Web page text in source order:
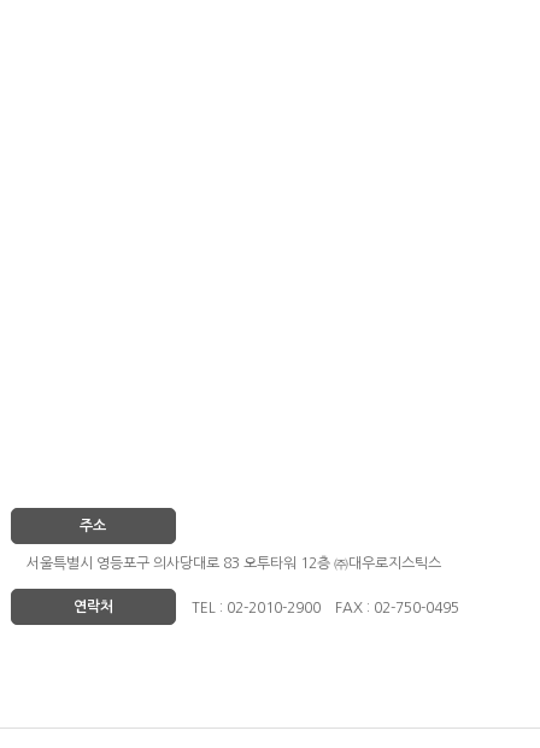
주소
서울특별시 영등포구 의사당대로 83 오투타워 12층 ㈜대우로지스틱스
연락처 TEL : 02-2010-2900 FAX : 02-750-0495